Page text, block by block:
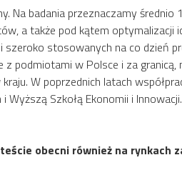
Na badania przeznaczamy
a także pod kątem
stosowanych na co dzień
podmiotami w Polsce i za
W poprzednich latach
Szkołą Ekonomii i
obecni również na rynkach